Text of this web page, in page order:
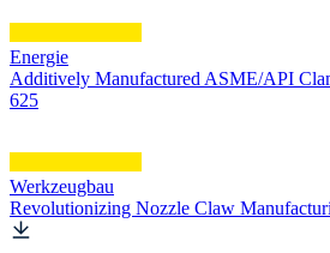
Energie
Additively Manufactured ASME/API
625
Werkzeugbau
Revolutionizing Nozzle Claw